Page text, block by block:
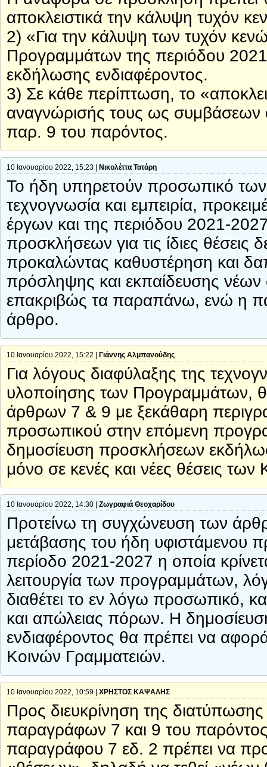
αποκλειστικά την κάλυψη τυχόν
2) «Για την κάλυψη των τυχόν
Προγραμμάτων της περιόδου
εκδήλωσης ενδιαφέροντος.
3) Σε κάθε περίπτωση, τo
αναγνώρισής τους ως συμβάσεων
παρ. 9 του παρόντος.
10 Ιανουαρίου 2022, 15:23 | Νικολέττα Τατάρη
Το ήδη υπηρετούν προσωπικό των
τεχνογνωσία και εμπειρία,
έργων και της περιόδου 2021-
προσκλήσεων για τις ίδιες θέσεις
προκαλώντας καθυστέρηση και
πρόσληψης και εκπαίδευσης
επακριβώς τα παραπάνω, ενώ η
άρθρο.
10 Ιανουαρίου 2022, 15:22 | Γιάννης Αλμπανούδης
Για λόγους διαφύλαξης της
υλοποίησης των Προγραμμάτων,
άρθρων 7 & 9 με ξεκάθαρη
προσωπικού στην επόμενη
δημοσίευση προσκλήσεων
μόνο σε κενές και νέες θέσεις
10 Ιανουαρίου 2022, 14:30 | Ζωγραφιά Θεοχαρίδου
Προτείνω τη συγχώνευση των
μετάβασης του ήδη υφιστάμενου
περίοδο 2021-2027 η οποία
λειτουργία των προγραμμάτων,
διαθέτει το εν λόγω προσωπικό,
και απώλειας πόρων. Η
ενδιαφέροντος θα πρέπει να
Κοινών Γραμματειών.
10 Ιανουαρίου 2022, 10:59 | ΧΡΗΣΤΟΣ ΚΑΨΑΛΗΣ
Προς διευκρίνηση της
παραγράφων 7 και 9 του
παραγράφου 7 εδ. 2 πρέπει να